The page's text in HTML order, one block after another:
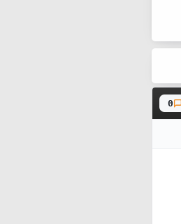
0